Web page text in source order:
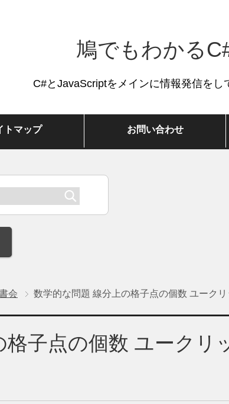
鳩でもわかる
C#とJavaScriptをメインに情報発信をし
トマップ お問い合わせ
会 数学的な問題 線分上の格子点の個数 ユーク
子点の個数 ユークリ